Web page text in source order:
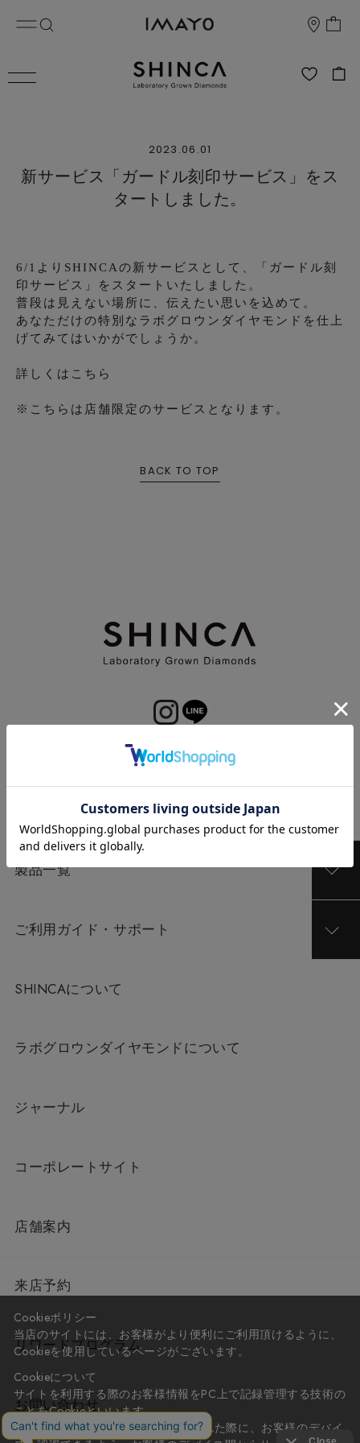
2023.06.01
新サービス「ガードル刻印サービス」をス
タートしました。
6/1よりSHINCAの新サービスとして、「ガードル刻
印サービス」をスタートいたしました。
普段は見えない場所に、伝えたい思いを込めて。
あなただけの特別なラボグロウンダイヤモンドを仕上
げてみてはいかがでしょうか。
詳しくはこちら
※こちらは店舗限定のサービスとなります。
BACK TO TOP
メールマガジン登録・解除
製品一覧
ご利用ガイド・サポート
SHINCAについて
ラボグロウンダイヤモンドについて
ジャーナル
コーポレートサイト
店舗案内
来店予約
リワードプログラム
お問い合わせ
Cookieポリシー
当店のサイトには、お客様がより便利にご利用頂けるように、
Cookieを使用しているページがございます。
Cookieについて
サイトを利用する際のお客様情報をPC上で記録管理する技術の
ことをCookieといいます。
Cookieはお客様がサイトを再訪問された際に、お客様のデバイ